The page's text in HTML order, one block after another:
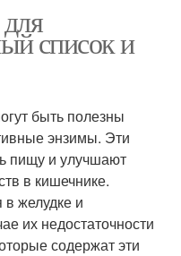
список и
быть полезны
энзимы. Эти
пищу и улучшают
в кишечнике.
желудке и
их недостаточности
содержат эти